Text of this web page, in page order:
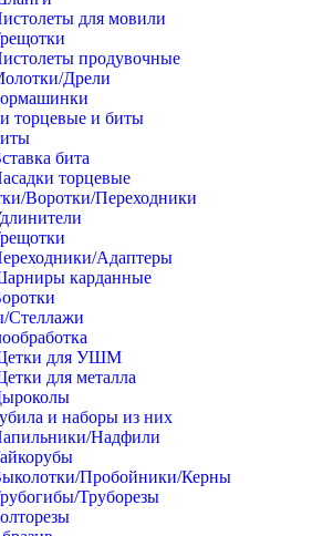
для мовили
продувочные
Дрели
торцевые и биты
бита
торцевые
Воротки/Переходники
Адаптеры
карданные
Стеллажи
для УШМ
для металла
и наборы из них
Надфили
Пробойники/Керны
Труборезы